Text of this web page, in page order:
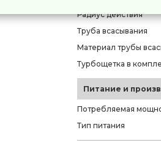
Радиус действия
Труба всасывания
Материал трубы
Турбощетка в
Питание и
Потребляемая
Тип питания